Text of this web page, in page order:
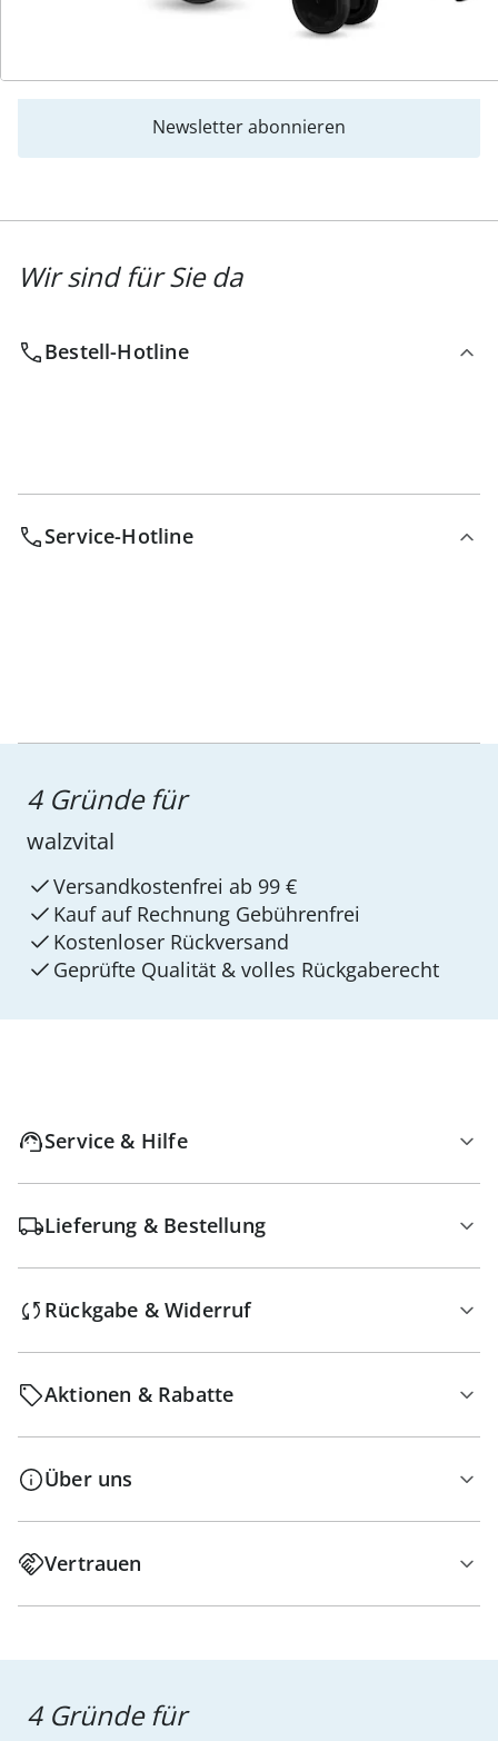
Newsletter abonnieren
Wir sind für Sie da
Bestell-Hotline
Service-Hotline
4 Gründe für
walzvital
Versandkostenfrei ab 99 €
Kauf auf Rechnung Gebührenfrei
Kostenloser Rückversand
Geprüfte Qualität & volles Rückgaberecht
Service & Hilfe
Lieferung & Bestellung
Rückgabe & Widerruf
Aktionen & Rabatte
Über uns
Vertrauen
4 Gründe für